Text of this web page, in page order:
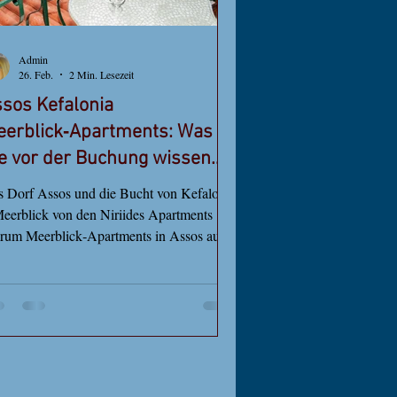
Kefalonia
Was
vor der Buchung wissen
Dorf Assos und die Bucht von Kefalonia
von den Niriides Apartments
Meerblick‑Apartments in Assos auf
Unterkunft in Assos auf Kefalonia
wenn Sie Meerblick‑Apartments
Admin
26. Feb.
2 Min. Lesezeit